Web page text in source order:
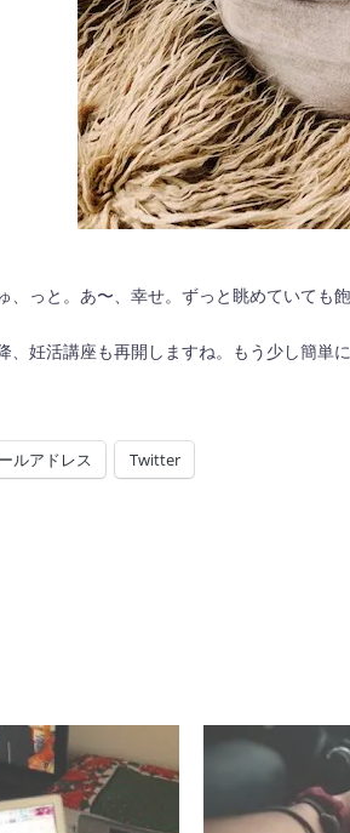
、っと。あ〜、幸せ。ずっと眺めていても飽
、妊活講座も再開しますね。もう少し簡
ルアドレス Twitter